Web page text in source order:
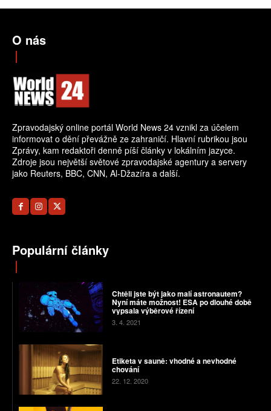
O nás
Zpravodajský online portál World News 24 vznikl za účelem
informovat o dění převážně ze zahraničí. Hlavní rubrikou jsou
Zprávy, kam redaktoři denně píší články v lokálním jazyce.
Zdroje jsou největší světové zpravodajské agentury a servery
jako Reuters, BBC, CNN, Al-Džazíra a další.
Populární články
Chtěli jste být jako malí astronautem?
Nyní máte možnost! ESA po dlouhé době
vypsala výběrové řízení
3. 4. 2021
Etiketa v sauně: vhodné a nevhodné
chování
22. 12. 2020